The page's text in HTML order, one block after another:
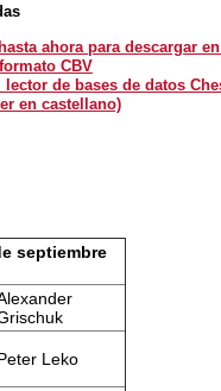
ahora para descargar
CBV
de bases de datos
en castellano)
septiembre
Leko